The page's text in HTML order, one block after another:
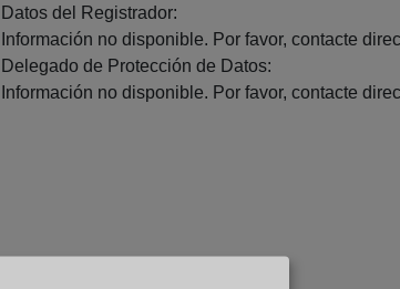
Datos del Registrador:
Información no disponible. Por favor, contacte
Delegado de Protección de Datos:
Información no disponible. Por favor, contacte